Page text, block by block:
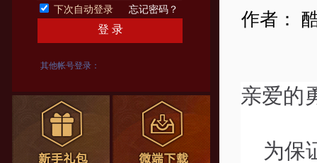
下次自动登录 忘记密码？
登 录
其他帐号登录：
作者：
亲爱的
为保